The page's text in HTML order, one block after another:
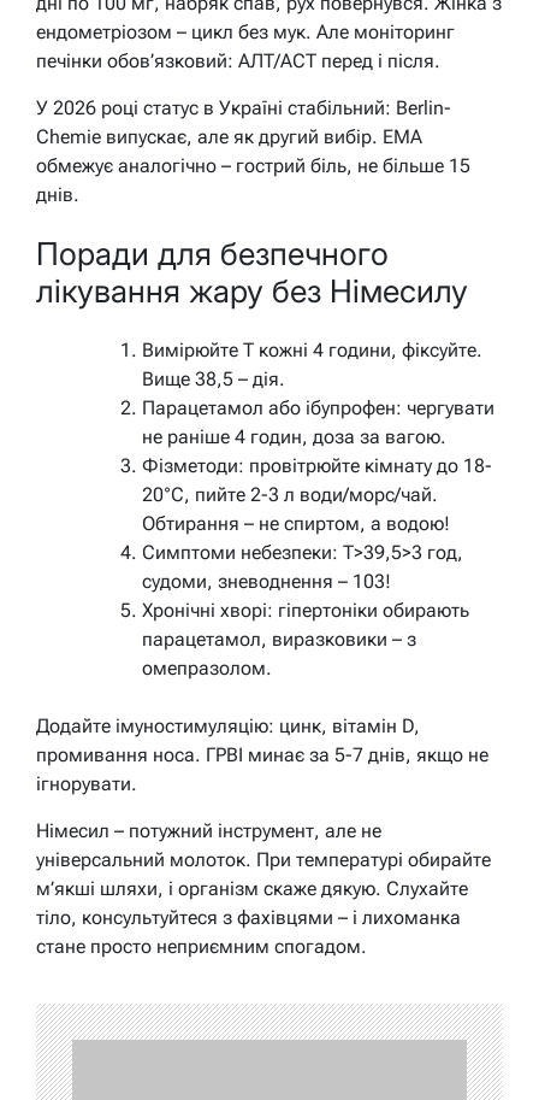
ендометріозом – цикл без мук. Але моніторинг
печінки обов’язковий: АЛТ/АСТ перед і після.
У 2026 році статус в Україні стабільний: Berlin-
Chemie випускає, але як другий вибір. EMA
обмежує аналогічно – гострий біль, не більше 15
днів.
Поради для безпечного
лікування жару без Німесилу
Вимірюйте T кожні 4 години, фіксуйте.
Вище 38,5 – дія.
Парацетамол або ібупрофен: чергувати
не раніше 4 годин, доза за вагою.
Фізметоди: провітрюйте кімнату до 18-
20°C, пийте 2-3 л води/морс/чай.
Обтирання – не спиртом, а водою!
Симптоми небезпеки: T>39,5>3 год,
судоми, зневоднення – 103!
Хронічні хворі: гіпертоніки обирають
парацетамол, виразковики – з
омепразолом.
Додайте імуностимуляцію: цинк, вітамін D,
промивання носа. ГРВІ минає за 5-7 днів, якщо не
ігнорувати.
Німесил – потужний інструмент, але не
універсальний молоток. При температурі обирайте
м’якші шляхи, і організм скаже дякую. Слухайте
тіло, консультуйтеся з фахівцями – і лихоманка
стане просто неприємним спогадом.